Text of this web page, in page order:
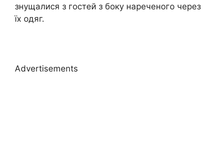
знущалися з гостей з боку нареченого через
їх одяг.
Advertisements